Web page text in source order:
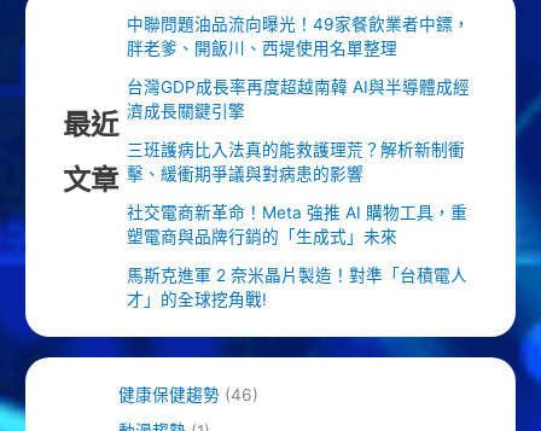
最近
文章
中聯問題油品流向曝光！49家餐飲業者中鏢，
胖老爹、開飯川、西堤使用名單整理
台灣GDP成長率再度超越南韓 AI與半導體成經
濟成長關鍵引擎
三班護病比入法真的能救護理荒？解析新制衝
擊、緩衝期爭議與對病患的影響
社交電商新革命！Meta 強推 AI 購物工具，重
塑電商與品牌行銷的「生成式」未來
馬斯克進軍 2 奈米晶片製造！對準「台積電人
才」的全球挖角戰!
健康保健趨勢(46)